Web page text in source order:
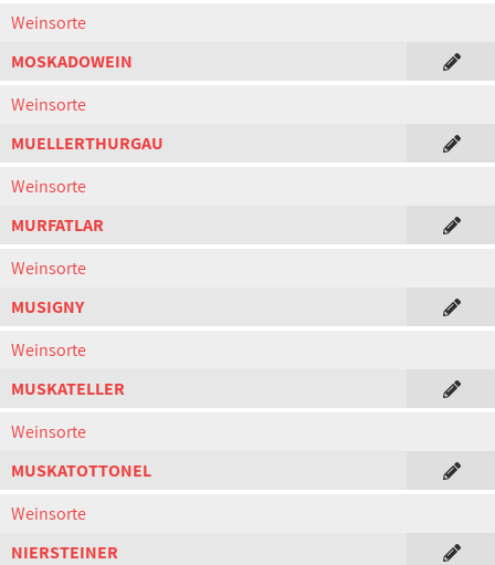
Weinsorte
MOSKADOWEIN
Weinsorte
MUELLERTHURGAU
Weinsorte
MURFATLAR
Weinsorte
MUSIGNY
Weinsorte
MUSKATELLER
Weinsorte
MUSKATOTTONEL
Weinsorte
NIERSTEINER